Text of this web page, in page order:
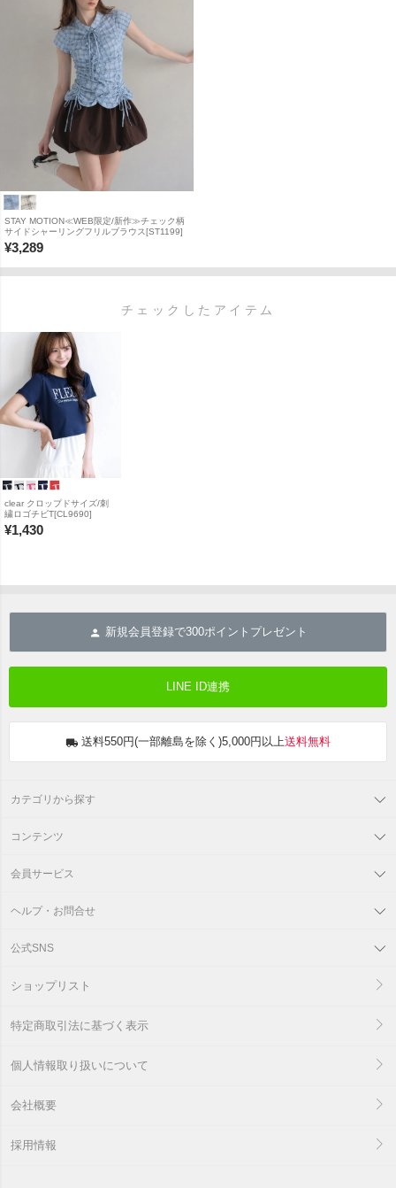
STAY MOTION≪WEB限定/新作≫チェック柄
サイドシャーリングフリルブラウス[ST1199]
¥3,289
チェックしたアイテム
clear クロップドサイズ/刺
繍ロゴチビT[CL9690]
¥1,430
新規会員登録で300ポイントプレゼント
LINE ID連携
送料550円(一部離島を除く)5,000円以上送料無料
カテゴリから探す
コンテンツ
会員サービス
ヘルプ・お問合せ
公式SNS
ショップリスト
特定商取引法に基づく表示
個人情報取り扱いについて
会社概要
採用情報